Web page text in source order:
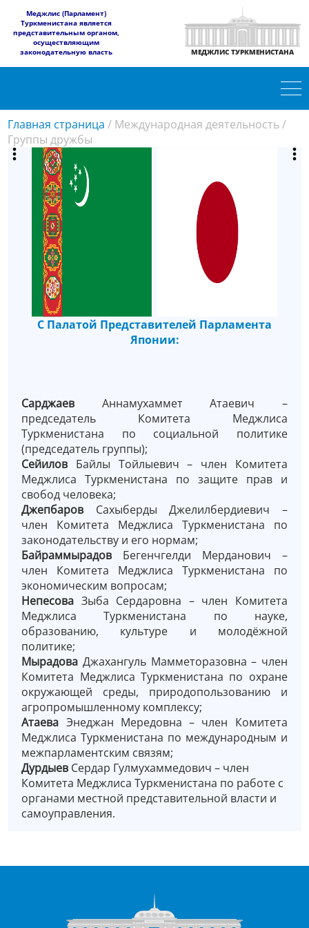
​Меджлис (Парламент)
Туркменистана является
представительным органом,
осуществляющим
законодательную власть
МЕДЖЛИС ТУРКМЕНИСТАНА
Главная страница / Международная деятельность/
Группы дружбы
С Палатой Представителей Парламента
Японии:
Сарджаев Аннамухаммет Атаевич –
председатель Комитета Меджлиса
Туркменистана по социальной политике
(председатель группы);
Сейилов Байлы Тойлыевич – член Комитета
Меджлиса Туркменистана по защите прав и
свобод человека;
Джепбаров Сахыберды Джелилбердиевич –
член Комитета Меджлиса Туркменистана по
законодательству и его нормам;
Байраммырадов Бегенчгелди Мерданович –
член Комитета Меджлиса Туркменистана по
экономическим вопросам;
Непесова Зыба Сердаровна – член Комитета
Меджлиса Туркменистана по науке,
образованию, культуре и молодёжной
политике;
Мырадова Джахангуль Мамметоразовна – член
Комитета Меджлиса Туркменистана по охране
окружающей среды, природопользованию и
агропромышленному комплексу;
Атаева Энеджан Мередовна – член Комитета
Меджлиса Туркменистана по международным и
межпарламентским связям;
Дурдыев Сердар Гулмухаммедович – член
Комитета Меджлиса Туркменистана по работе с
органами местной представительной власти и
самоуправления.